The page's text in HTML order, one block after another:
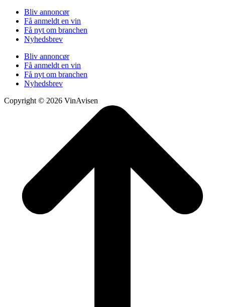
Bliv annoncør
Få anmeldt en vin
Få nyt om branchen
Nyhedsbrev
Bliv annoncør
Få anmeldt en vin
Få nyt om branchen
Nyhedsbrev
Copyright © 2026 VinAvisen